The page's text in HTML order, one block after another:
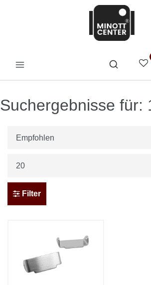
Suchergebnisse für:
Filter